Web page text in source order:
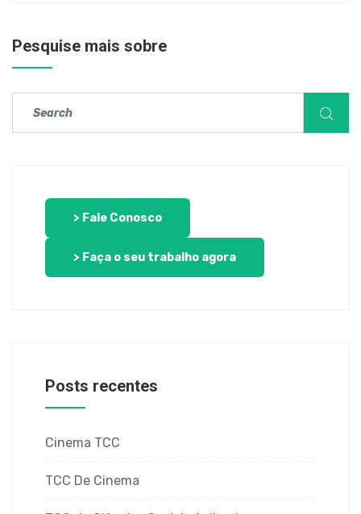
Pesquise mais sobre
> Fale Conosco
> Faça o seu trabalho agora
Posts recentes
Cinema TCC
TCC De Cinema